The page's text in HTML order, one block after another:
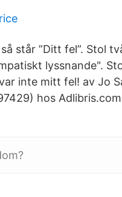
står ”Ditt fel”. Stol
lyssnande".
inte mitt fel! av Jo
hos